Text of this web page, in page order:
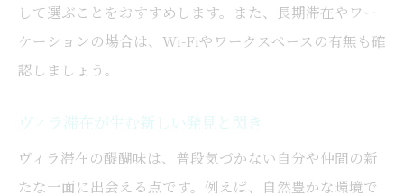
して選ぶことをおすすめします。また、長期滞在やワー
ケーションの場合は、Wi-Fiやワークスペースの有無も確
認しましょう。
ヴィラ滞在が生む新しい発見と閃き
ヴィラ滞在の醍醐味は、普段気づかない自分や仲間の新
たな一面に出会える点です。例えば、自然豊かな環境で